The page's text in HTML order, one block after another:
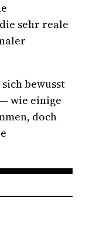
sehr reale
bewusst
wie einige
doch